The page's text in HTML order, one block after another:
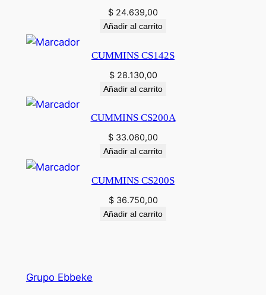
$ 24.639,00
Añadir al carrito
CUMMINS CS142S
$28.130,00
Añadir al carrito
CUMMINS CS200A
$ 33.060,00
Añadir al carrito
CUMMINS CS200S
$36.750,00
Añadir al carrito
Grupo Ebbeke